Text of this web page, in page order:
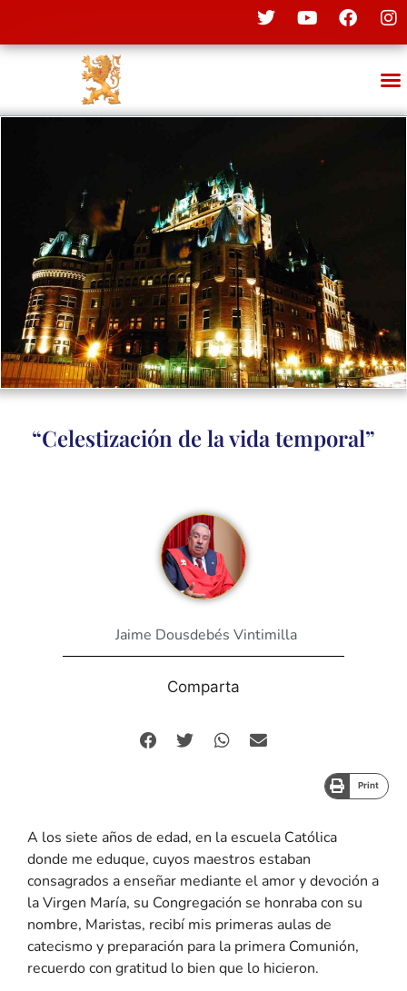
“Celestización de la vida temporal”
Jaime Dousdebés Vintimilla
Comparta
Print
A los siete años de edad, en la escuela Católica
donde me eduque, cuyos maestros estaban
consagrados a enseñar mediante el amor y devoción a
la Virgen María, su Congregación se honraba con su
nombre, Maristas, recibí mis primeras aulas de
catecismo y preparación para la primera Comunión,
recuerdo con gratitud lo bien que lo hicieron.